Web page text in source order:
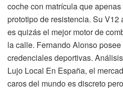
coche con matrícula que
prototipo de resistencia. Su V12
es quizás el mejor motor de
la calle. Fernando Alonso
credenciales deportivas.
Lujo Local En España, el
caros del mundo es discreto